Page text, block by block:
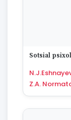
Sotsial
Z.A.